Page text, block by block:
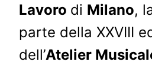
Lavoro di Milano,
parte della XXVIII
dell’Atelier